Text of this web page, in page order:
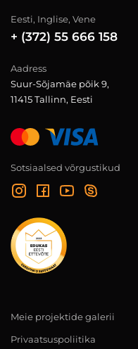
Eesti, Inglise, Vene
+ (372) 55 666 158
Aadress
Suur-Sõjamäe põik 9,
11415 Tallinn, Eesti
Sotsiaalsed võrgustikud
Meie projektide galerii
Privaatsuspoliitika